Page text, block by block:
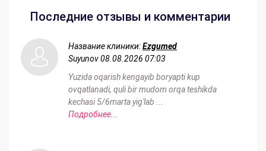
Последние отзывы и комментарии
Название клиники:Ezgumed
Suyunov08.08.2026 07:03
Yuzida oqarish kengayib boryapti kup
ovqatlanadi, quli bir mudom orqa teshikda
kechasi 5/6marta yig'lab ...
Подробнее...